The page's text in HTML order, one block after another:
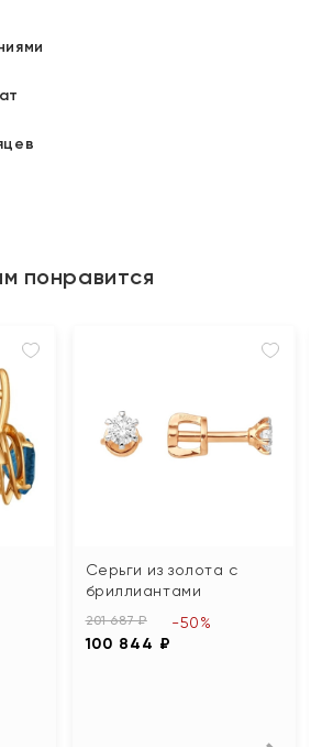
понравится
Серьги из золота с
бриллиантами
201 687 ₽
100 844 ₽
-50%